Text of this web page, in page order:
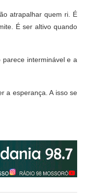
atrapalhar quem ri. É
É ser altivo quando
parece interminável e a
a esperança. A isso se